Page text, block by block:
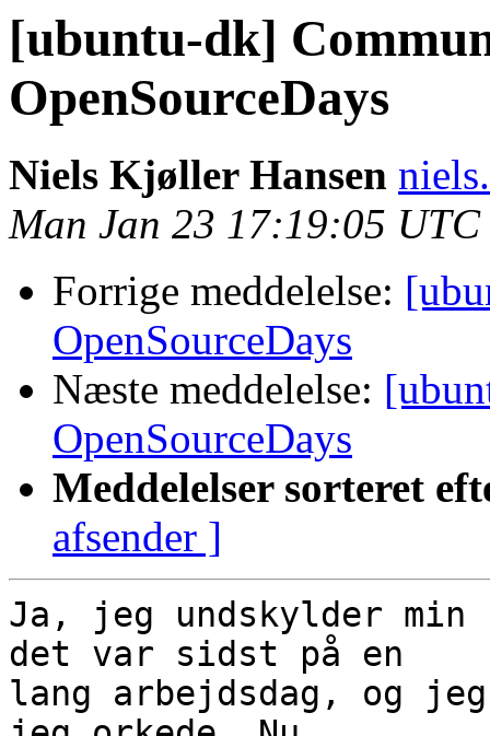
[ubuntu-dk]
OpenSourceDays
Niels Kjøller Hansen
Man Jan 23 17:19:05 UTC
Forrige meddelelse:
OpenSourceDays
Næste meddelelse:
OpenSourceDays
Meddelelser sorteret
afsender ]
Ja, jeg undskylder min
det var sidst på en
lang arbejdsdag, og